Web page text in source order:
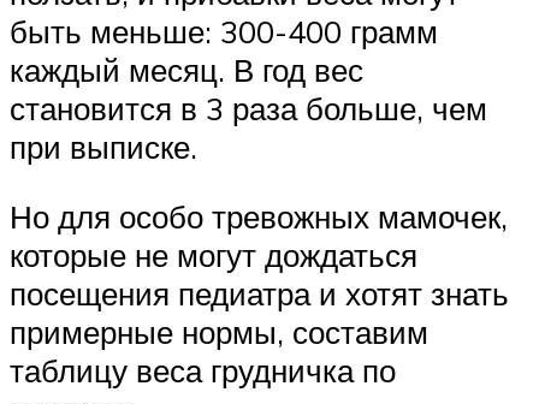
быть меньше: 300-400 грамм
каждый месяц. В год вес
становится в 3 раза больше, чем
при выписке.
Но для особо тревожных мамочек,
которые не могут дождаться
посещения педиатра и хотят знать
примерные нормы, составим
таблицу веса грудничка по